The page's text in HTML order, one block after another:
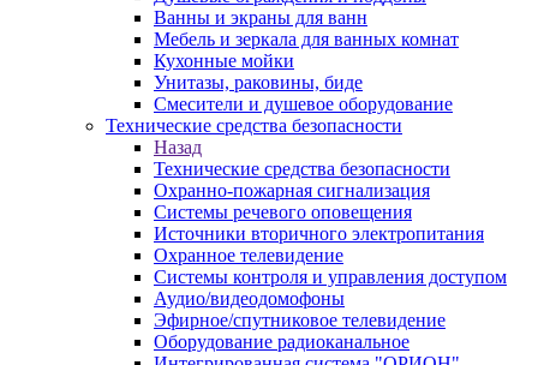
Ванны и экраны для ванн
Мебель и зеркала для ванных комнат
Кухонные мойки
Унитазы, раковины, биде
Смесители и душевое оборудование
Технические средства безопасности
Назад
Технические средства безопасности
Охранно-пожарная сигнализация
Системы речевого оповещения
Источники вторичного электропитания
Охранное телевидение
Системы контроля и управления доступом
Аудио/видеодомофоны
Эфирное/спутниковое телевидение
Оборудование радиоканальное